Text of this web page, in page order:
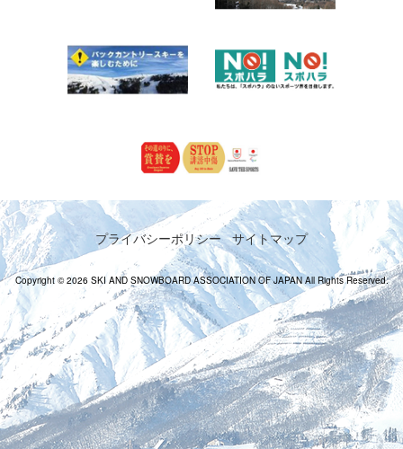
プライバシーポリシー サイトマップ
Copyright © 2026 SKI AND SNOWBOARD ASSOCIATION OF JAPAN All Rights Reserved.